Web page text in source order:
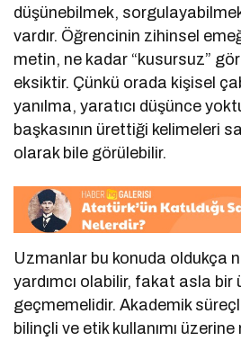
düşünebilmek,
vardır. Öğrencinin zihinsel
metin, ne kadar “kusursuz”
eksiktir. Çünkü orada kişisel
yanılma, yaratıcı düşünce
başkasının ürettiği kelimeleri
olarak bile görülebilir.
Uzmanlar bu konuda oldukça
yardımcı olabilir, fakat asla bir
geçmemelidir. Akademik
bilinçli ve etik kullanımı üzerine